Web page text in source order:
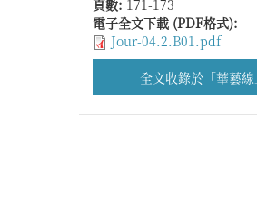
頁數: 171-173
電子全文下載 (PDF格式):
Jour-04.2.B01.pdf
全文收錄於「華藝線